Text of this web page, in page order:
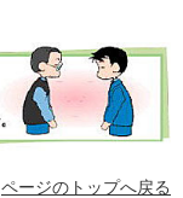
ページのトップへ戻る